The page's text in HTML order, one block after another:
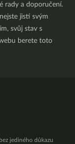
rady a doporučení.
jistí svým
svůj stav s
berete toto
jediného důkazu